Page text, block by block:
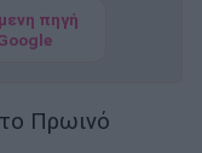
πηγή
Πρωινό